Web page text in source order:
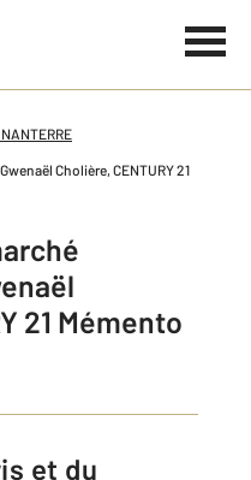
Cholière, CENTURY 21
21 Mémento